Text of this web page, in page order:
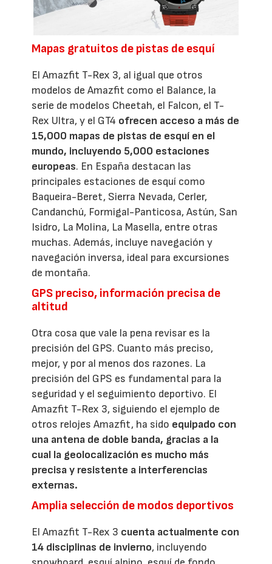
Mapas gratuitos de pistas de esquí
El Amazfit T-Rex 3, al igual que otros
modelos de Amazfit como el Balance, la
serie de modelos Cheetah, el Falcon, el T-
Rex Ultra, y el GT4 ofrecen acceso a más de
15,000 mapas de pistas de esquí en el
mundo, incluyendo 5,000 estaciones
europeas. En España destacan las
principales estaciones de esquí como
Baqueira-Beret, Sierra Nevada, Cerler,
Candanchú, Formigal-Panticosa, Astún, San
Isidro, La Molina, La Masella, entre otras
muchas. Además, incluye navegación y
navegación inversa, ideal para excursiones
de montaña.
GPS preciso, información precisa de
altitud
Otra cosa que vale la pena revisar es la
precisión del GPS. Cuanto más preciso,
mejor, y por al menos dos razones. La
precisión del GPS es fundamental para la
seguridad y el seguimiento deportivo. El
Amazfit T-Rex 3, siguiendo el ejemplo de
otros relojes Amazfit, ha sido equipado con
una antena de doble banda, gracias a la
cual la geolocalización es mucho más
precisa y resistente a interferencias
externas.
Amplia selección de modos deportivos
El Amazfit T-Rex 3 cuenta actualmente con
14 disciplinas de invierno, incluyendo